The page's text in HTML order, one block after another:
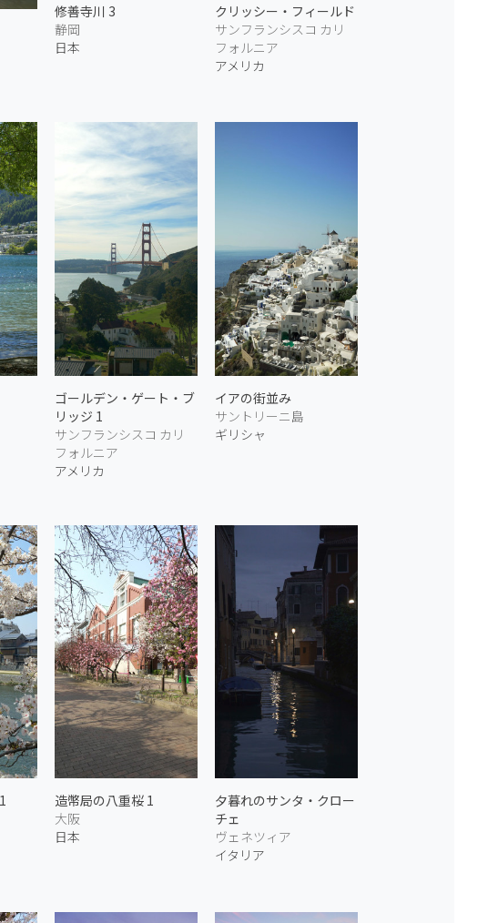
修善寺川 3
静岡
日本
クリッシー・フィールド
サンフランシスコ カリ
フォルニア
アメリカ
ゴールデン・ゲート・ブ
リッジ 1
サンフランシスコ カリ
フォルニア
アメリカ
イアの街並み
サントリーニ島
ギリシャ
造幣局の八重桜 1
大阪
日本
夕暮れのサンタ・クロー
チェ
ヴェネツィア
イタリア